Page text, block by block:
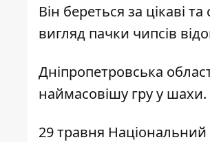
Він береться за цікаві
вигляд пачки чипсів
Дніпропетровська
наймасовішу гру у шахи
29 травня Національний